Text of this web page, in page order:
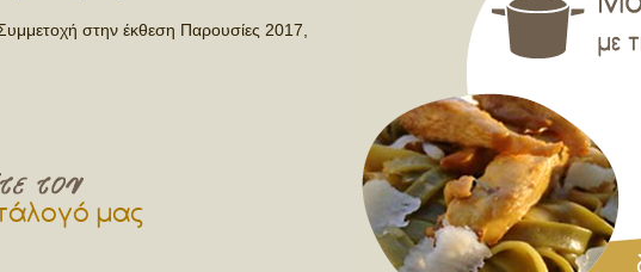
στην έκθεση Παρουσίες 2017,
μας